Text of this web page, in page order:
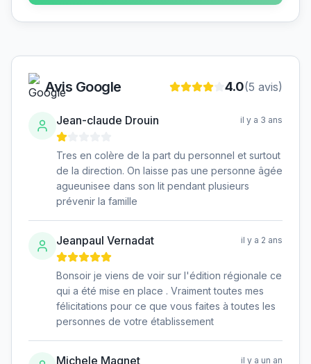
Avis Google 4.0(5 avis)
Jean-claude Drouin il y a 3 ans
Tres en colère de la part du personnel et surtout
de la direction. On laisse pas une personne âgée
agueunisee dans son lit pendant plusieurs
prévenir la famille
Jeanpaul Vernadat il y a 2 ans
Bonsoir je viens de voir sur l'édition régionale ce
qui a été mise en place . Vraiment toutes mes
félicitations pour ce que vous faites à toutes les
personnes de votre établissement
Michele Magnet il y a un an